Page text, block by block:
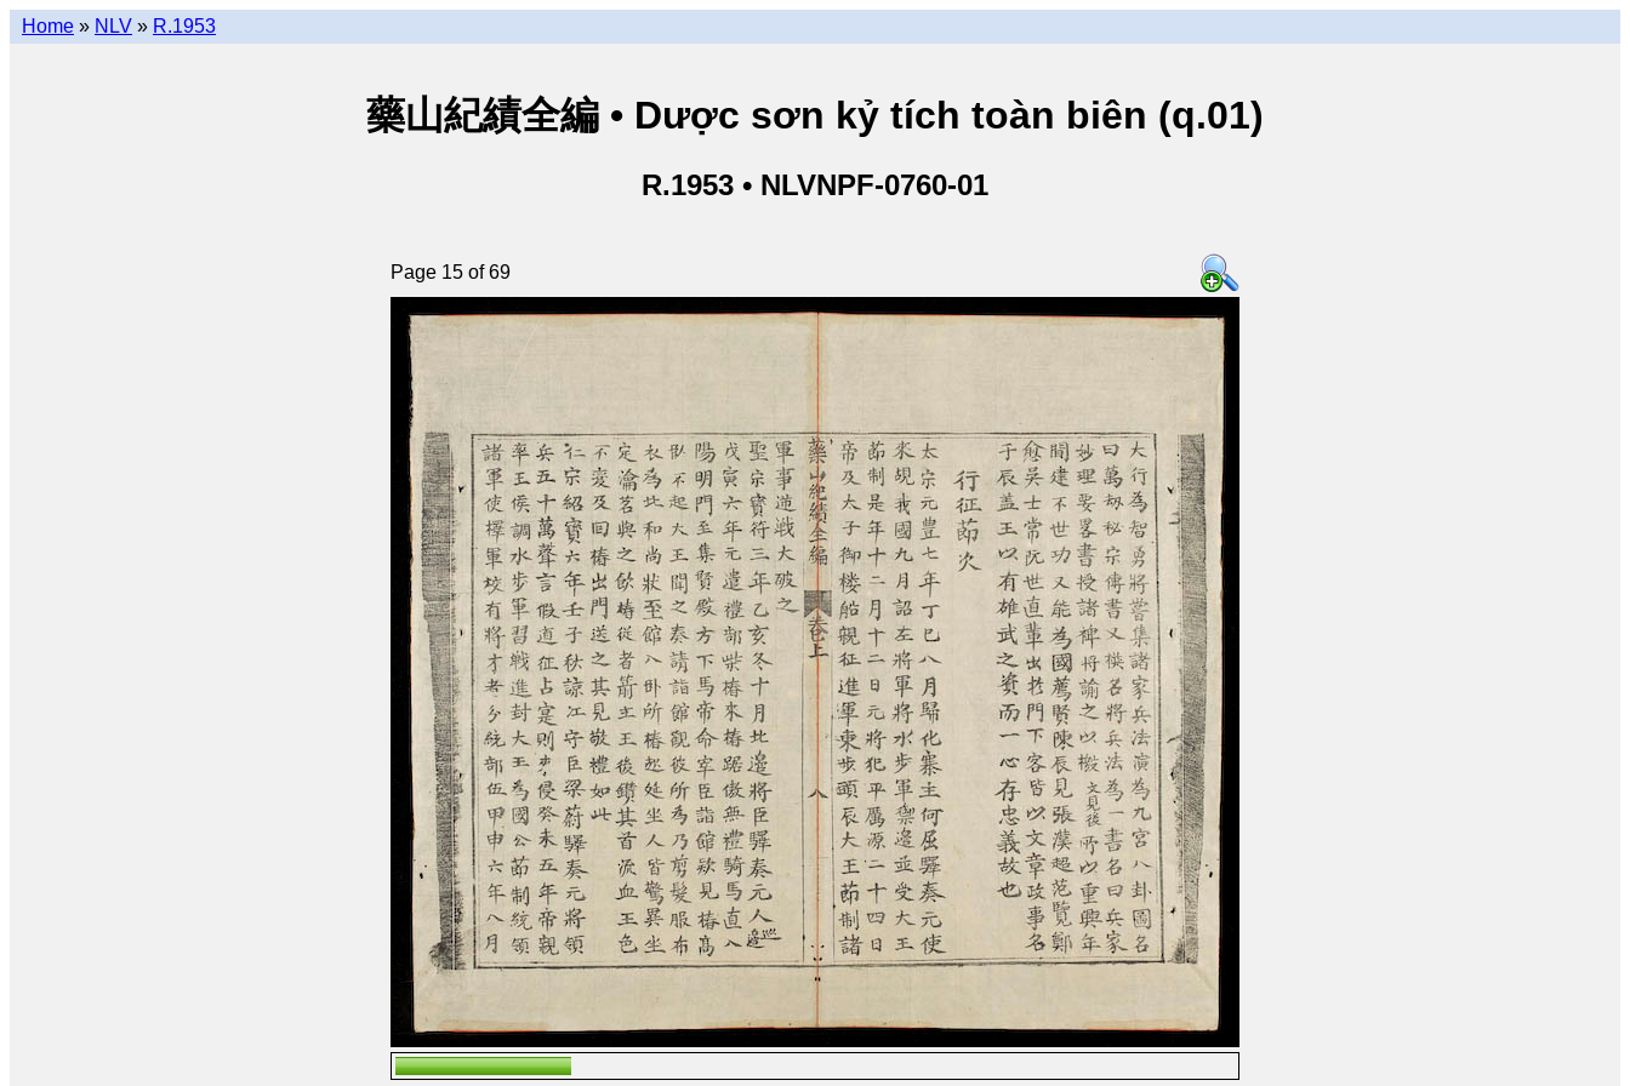
Home » NLV » R.1953
藥山紀績全編 • Dược sơn kỷ tích toàn biên (q.01)
R.1953 • NLVNPF-0760-01
Page 15 of 69